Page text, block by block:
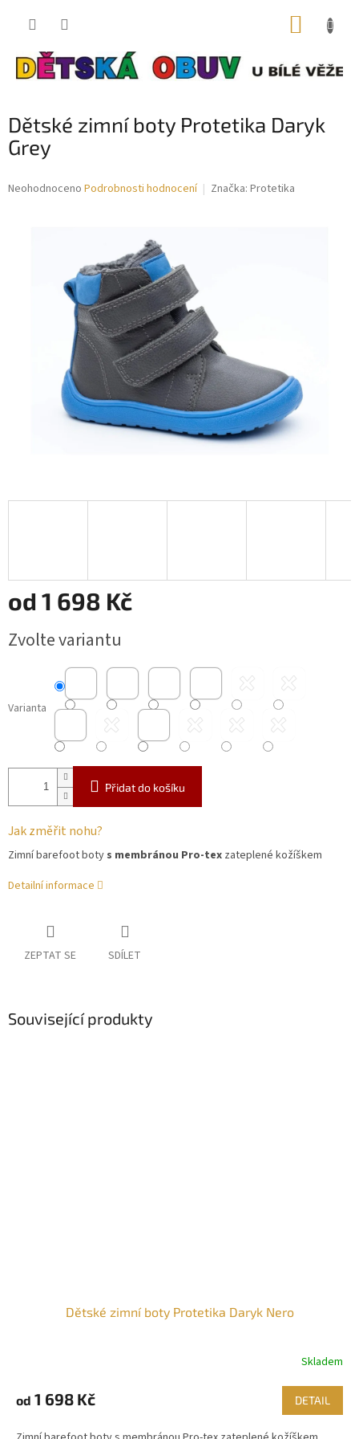
Dětské zimní boty Protetika Daryk
Grey
Průměrné
Neohodnoceno Podrobnosti hodnocení Značka: Protetika
od 1 698 Kč
cena:
Zvolte variantu
Varianta
Přidat do košíku
Jak změřit nohu?
Zimní barefoot boty s membránou Pro-tex zateplené kožíškem
Detailní informace
ZEPTAT SE SDÍLET
Související produkty
Dětské zimní boty Protetika Daryk Nero
Skladem
od 1 698 Kč DETAIL